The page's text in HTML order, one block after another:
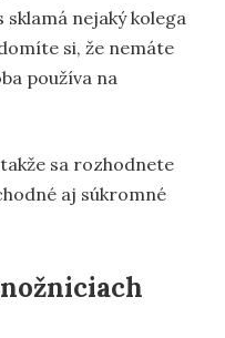
nejaký kolega
si, že nemáte
používa na
sa rozhodnete
aj súkromné